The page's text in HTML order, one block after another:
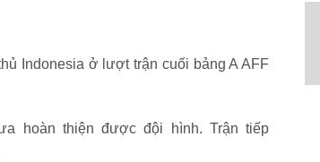
Indonesia ở lượt trận cuối bảng A AFF
hoàn thiện được đội hình. Trận tiếp